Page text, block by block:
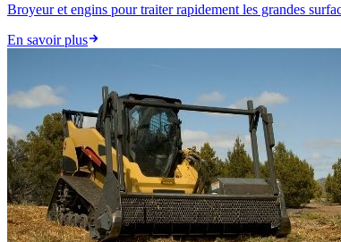
Broyeur et engins pour traiter rapidement les grandes
En savoir plus